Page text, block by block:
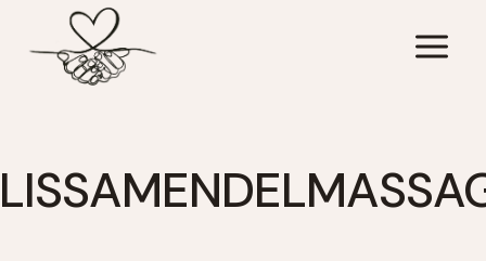
Doorgaan